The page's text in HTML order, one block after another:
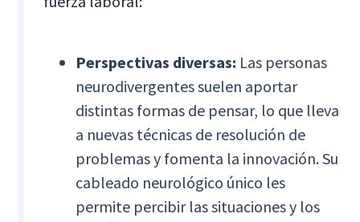
Perspectivas diversas: Las personas
neurodivergentes suelen aportar
distintas formas de pensar, lo que lleva
a nuevas técnicas de resolución de
problemas y fomenta la innovación. Su
cableado neurológico único les
permite percibir las situaciones y los